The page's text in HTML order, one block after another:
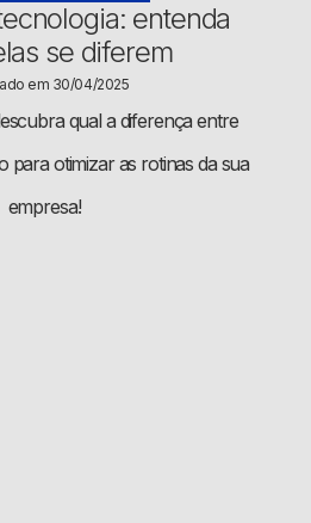
entenda
se diferem
em 30/04/2025
qual a diferença entre
para otimizar as rotinas da sua
empresa!